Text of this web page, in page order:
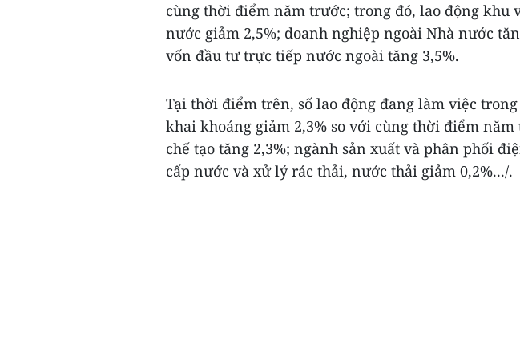
cùng thời điểm năm trước; trong đó, lao động khu
nước giảm 2,5%; doanh nghiệp ngoài Nhà nước
vốn đầu tư trực tiếp nước ngoài tăng 3,5%.
Tại thời điểm trên, số lao động đang làm việc
khai khoáng giảm 2,3% so với cùng thời điểm
chế tạo tăng 2,3%; ngành sản xuất và phân phối
cấp nước và xử lý rác thải, nước thải giảm 0,2%.../.